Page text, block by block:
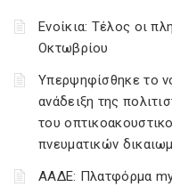
Ενοίκια: Τέλος οι
Οκτωβρίου
Υπερψηφίσθηκε το
ανάδειξη της
του
πνευματικών
ΑΑΔΕ: Πλατφόρμα